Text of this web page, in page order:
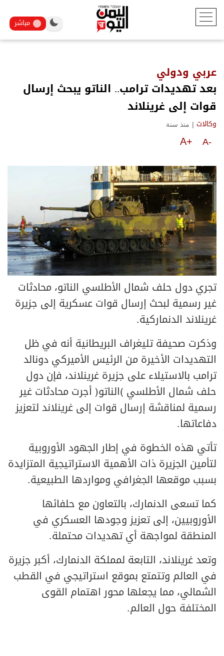
مباشر
عربي ودولي
بعد تهديدات ترامب.. الناتو يبحث إرسال
قوات إلى غرينلاند
وكالات | منذ سنة
A-
A+
تجري دول حلف شمال الأطلسي الناتو، محادثات
غير رسمية لبحث إرسال قوات عسكرية إلى جزيرة
غرينلاند الدنماركية.
وذكرت صحيفة تليغراف البريطانية أنه في ظل
التهديدات الأخيرة من الرئيس الأميركي دونالد
ترامب بالاستيلاء على جزيرة غرينلاند، فإن دول
حلف شمال الأطلسي (الناتو) أجرت محادثات غير
رسمية لمناقشة إرسال قوات إلى غرينلاند لتعزيز
دفاعاتها.
تأتي هذه الخطوة في إطار الجهود الأوروبية
لتأمين الجزيرة ذات الأهمية الاستراتيجية المتزايدة
بسبب موقعها الجغرافي ومواردها الطبيعية.
كما تسعى الدنمارك، بالتعاون مع حلفائها
الأوروبيين، إلى تعزيز وجودها العسكري في
المنطقة لمواجهة أي تهديدات محتملة.
وتعد غرينلاند، التابعة لمملكة الدنمارك، أكبر جزيرة
في العالم وتتمتع بموقع استراتيجي في القطب
الشمالي، مما يجعلها محور اهتمام القوى
المختلفة حول العالم.